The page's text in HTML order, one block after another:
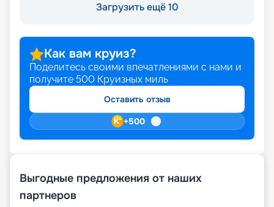
Загрузить ещё 10
Как вам круиз?
Поделитесь своими впечатлениями с нами и
получите 500 Круизных миль
Оставить отзыв
+500
Выгодные предложения от наших
партнеров